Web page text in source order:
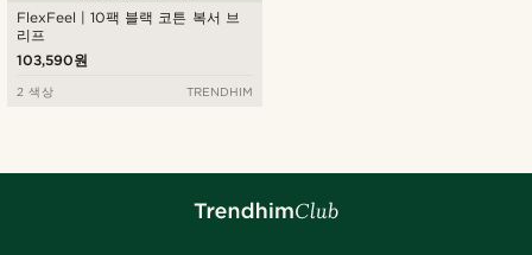
FlexFeel | 10팩 블랙 코튼 복서 브
리프
103,590원
2 색상 TRENDHIM